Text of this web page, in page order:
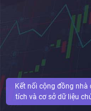
Kết nối cộng đồng
tích và cơ sở dữ liệu